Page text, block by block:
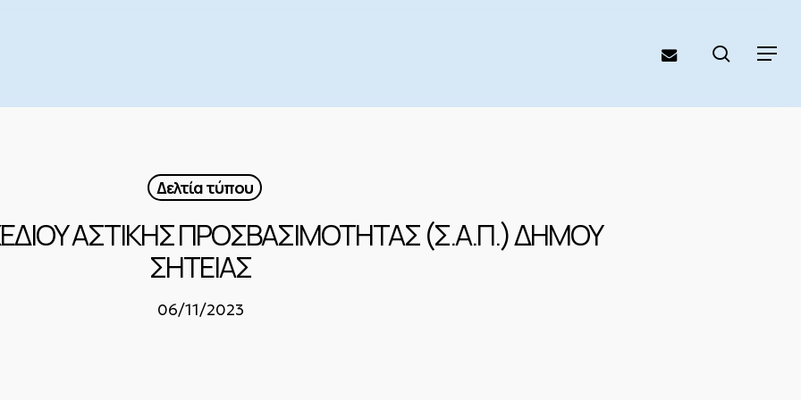
Menu
email search
Δελτία τύπου
ΑΣΤΙΚΗΣ ΠΡΟΣΒΑΣΙΜΟΤΗΤΑΣ (Σ.Α.Π.) ΔΗΜΟΥ
ΣΗΤΕΙΑΣ
06/11/2023